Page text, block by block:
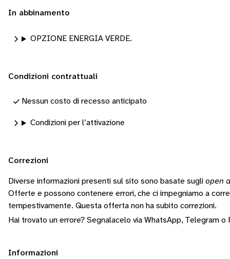
In abbinamento
OPZIONE ENERGIA VERDE.
Condizioni contrattuali
Nessun costo di recesso anticipato
Condizioni per l’attivazione
Correzioni
Diverse informazioni presenti sul sito sono basate sugli open
Offerte e possono contenere errori, che ci impegniamo a
tempestivamente. Questa offerta non ha subito correzioni.
Hai trovato un errore? Segnalacelo via WhatsApp, Telegram o
Informazioni